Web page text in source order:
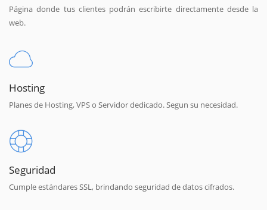
Página donde tus clientes podrán escribirte directamente desde la
web.
Hosting
Planes de Hosting, VPS o Servidor dedicado. Segun su necesidad.
Seguridad
Cumple estándares SSL, brindando seguridad de datos cifrados.